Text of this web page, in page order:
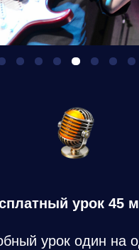
урок 45
урок один на